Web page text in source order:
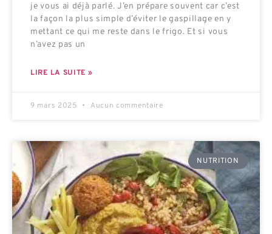
je vous ai déjà parlé. J’en prépare souvent car c’est
la façon la plus simple d’éviter le gaspillage en y
mettant ce qui me reste dans le frigo. Et si vous
n’avez pas un
LIRE LA SUITE »
9 mars 2025 Aucun commentaire
NUTRITION